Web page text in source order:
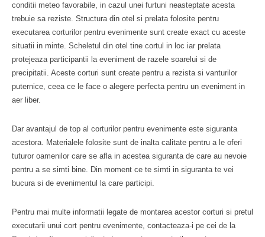
conditii meteo favorabile, in cazul unei furtuni neasteptate acesta
trebuie sa reziste. Structura din otel si prelata folosite pentru
executarea corturilor pentru evenimente sunt create exact cu aceste
situatii in minte. Scheletul din otel tine cortul in loc iar prelata
protejeaza participantii la eveniment de razele soarelui si de
precipitatii. Aceste corturi sunt create pentru a rezista si vanturilor
puternice, ceea ce le face o alegere perfecta pentru un eveniment in
aer liber.
Dar avantajul de top al corturilor pentru evenimente este siguranta
acestora. Materialele folosite sunt de inalta calitate pentru a le oferi
tuturor oamenilor care se afla in acestea siguranta de care au nevoie
pentru a se simti bine. Din moment ce te simti in siguranta te vei
bucura si de evenimentul la care participi.
Pentru mai multe informatii legate de montarea acestor corturi si pretul
executarii unui cort pentru evenimente, contacteaza-i pe cei de la